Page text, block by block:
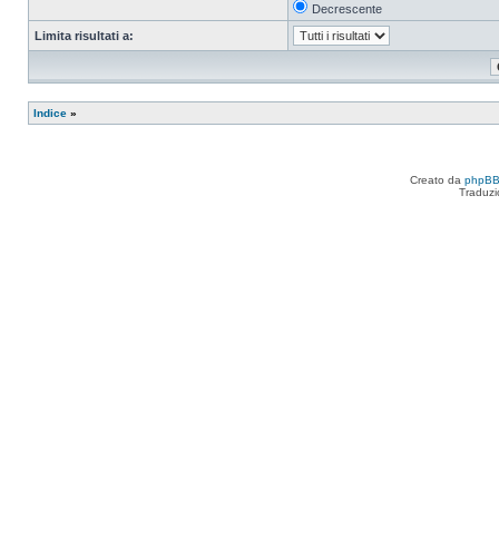
Decrescente
Limita risultati a:
Indice »
Creato da phpBB